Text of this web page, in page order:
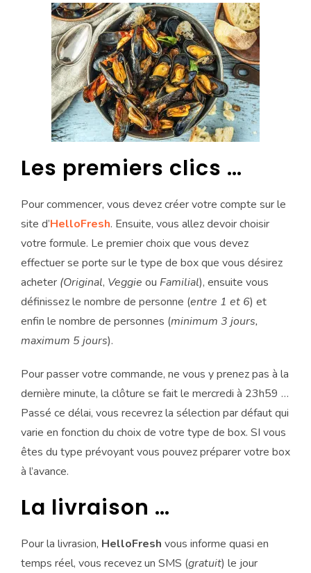
Les premiers clics …
Pour commencer, vous devez créer votre compte sur le
site d’HelloFresh. Ensuite, vous allez devoir choisir
votre formule. Le premier choix que vous devez
effectuer se porte sur le type de box que vous désirez
acheter (Original, Veggie ou Familial), ensuite vous
définissez le nombre de personne (entre 1 et 6) et
enfin le nombre de personnes (minimum 3 jours,
maximum 5 jours).
Pour passer votre commande, ne vous y prenez pas à la
dernière minute, la clôture se fait le mercredi à 23h59 …
Passé ce délai, vous recevrez la sélection par défaut qui
varie en fonction du choix de votre type de box. SI vous
êtes du type prévoyant vous pouvez préparer votre box
à l’avance.
La livraison …
Pour la livrasion, HelloFresh vous informe quasi en
temps réel, vous recevez un SMS (gratuit) le jour